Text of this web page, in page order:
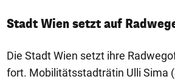
Stadt Wien setzt auf
Die Stadt Wien setzt ihre
fort. Mobilitätsstadträtin Ulli Sima